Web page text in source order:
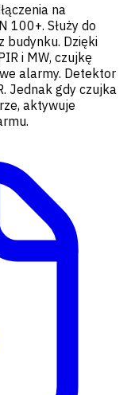
na
100+. Służy do
budynku. Dzięki
i MW, czujkę
alarmy. Detektor
Jednak gdy czujka
aktywuje